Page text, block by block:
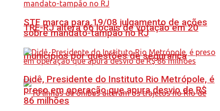
TRE-RJ altera 66 locais de votação em 20
municípios por questões de segurança
STF marca para 19/08 julgamento de ações
sobre mandato-tampão no RJ
Didê, Presidente do Instituto Rio Metrópole, é
preso em operação que apura desvio de R$
86 milhões